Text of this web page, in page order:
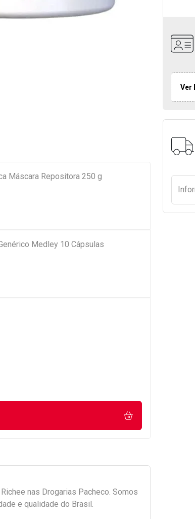
Ver
Máscara Repositora 250 g
Medley 10 Cápsulas
Richee nas Drogarias Pacheco. Somos
e qualidade do Brasil.